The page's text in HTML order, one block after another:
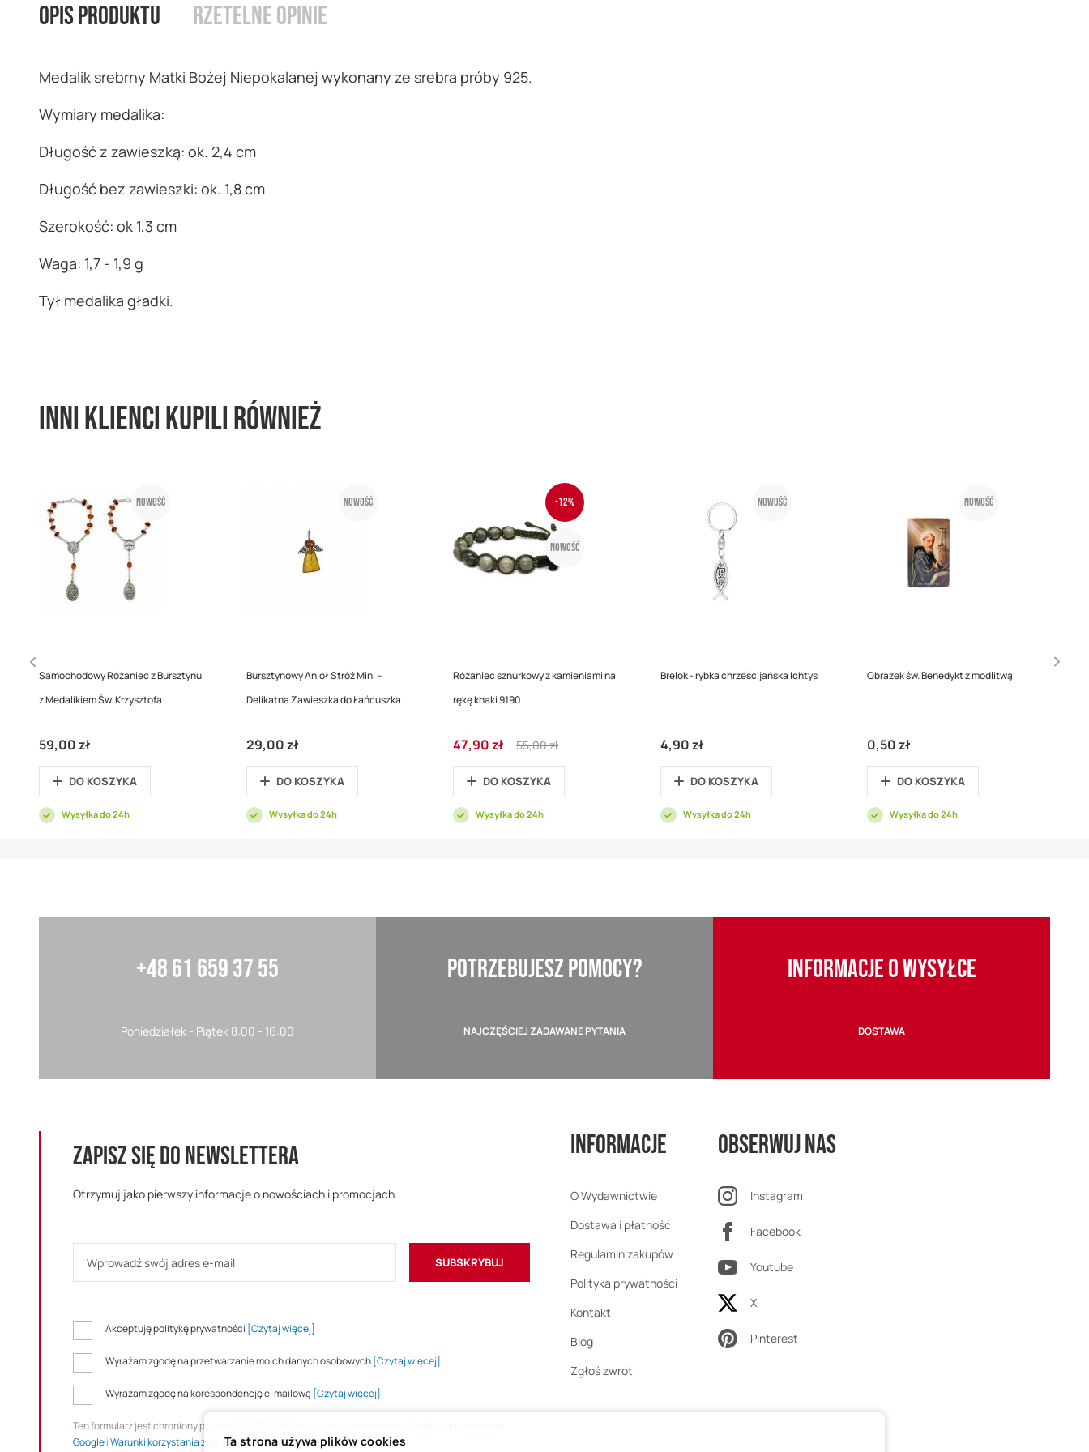
images
Opis produktu
Medalik srebrny Matki Bożej Niepokalanej wykonany ze srebra próby 925.
Wymiary medalika:
Długość z zawieszką: ok. 2,4 cm
Długość bez zawieszki: ok. 1,8 cm
Szerokość: ok 1,3 cm
Waga: 1,7 - 1,9 g
Tył medalika gładki.
Rzetelne opinie
Inni klienci kupili również
Nowość
Samochodowy Różaniec z Bursztynu
z Medalikiem Św. Krzysztofa
59,00 zł
DO KOSZYKA
Wysyłka do 24h
Nowość
Bursztynowy Anioł Stróż Mini –
Delikatna Zawieszka do Łańcuszka
29,00 zł
DO KOSZYKA
Wysyłka do 24h
-12%
Nowość
Różaniec sznurkowy z kamieniami na
rękę khaki 9190
Cena
promocyjna
47,90 zł
Regular
Price
55,00 zł
DO KOSZYKA
Wysyłka do 24h
Nowość
Brelok - rybka chrześcijańska Ichtys
4,90 zł
DO KOSZYKA
Wysyłka do 24h
Nowość
Obrazek św. Benedykt z modlitwą
0,50 zł
DO KOSZYKA
Wysyłka do 24h
+48 61 659 37 55
Poniedziałek - Piątek 8:00 - 16:00
POTRZEBUJESZ POMOCY?
NAJCZĘŚCIEJ ZADAWANE PYTANIA
INFORMACJE O WYSYŁCE
DOSTAWA
ZAPISZ SIĘ DO NEWSLETTERA
Otrzymuj jako pierwszy informacje o nowościach i promocjach.
SUBSKRYBUJ
Akceptuję politykę prywatności [Czytaj więcej]
Wyrażam zgodę na przetwarzanie moich danych osobowych[Czytaj więcej]
Wyrażam zgodę na korespondencję e-mailową [Czytaj więcej]
Ten formularz jest chroniony przez reCAPTCHA i Google - zastosowanie mają
GoogleiWarunki korzystania z usługi
Informacje
O Wydawnictwie
Dostawa i płatność
Regulamin zakupów
Polityka prywatności
Kontakt
Blog
Zgłoś zwrot
Obserwuj nas
Instagram
Facebook
Youtube
X
Pinterest
Ta strona używa plików cookies